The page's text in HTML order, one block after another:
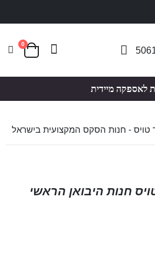
סל קניות
0
לאספקה מיידית
טויס - חנות הסקס המקצועית בישראל
חנות היבואן הראשי